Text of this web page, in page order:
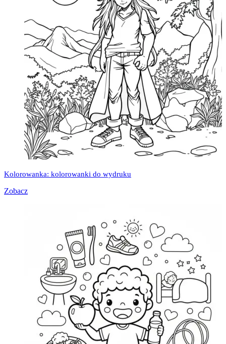
Kolorowanka: kolorowanki do wydruku
Zobacz